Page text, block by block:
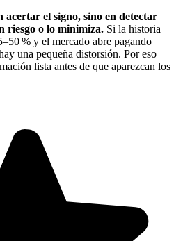
acertar el signo, sino en detectar
riesgo o lo minimiza. Si la historia
% y el mercado abre pagando
una pequeña distorsión. Por eso
lista antes de que aparezcan los